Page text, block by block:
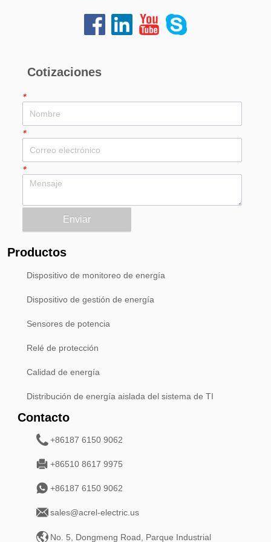
Cotizaciones
*
*
*
Enviar
Productos
Dispositivo de monitoreo de energía
Dispositivo de gestión de energía
Sensores de potencia
Relé de protección
Calidad de energía
Distribución de energía aislada del sistema de TI
Contacto
+86187 6150 9062
+86510 8617 9975
+86187 6150 9062
sales@acrel-electric.us
No. 5, Dongmeng Road, Parque Industrial